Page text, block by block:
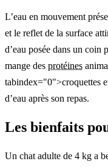
L’eau en mouvement
et le reflet de la surface
d’eau posée dans un coin
mange des protéines
tabindex="0">croquettes
d’eau après son repas.
Les bienfaits
Un chat adulte de 4 kg a